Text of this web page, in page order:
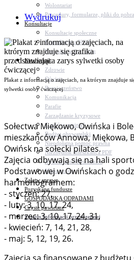
Wolontariat
Procedury, formularze, pliki do
Konsultacje
Konsultacje społeczne
Konsultacje z NGO
Konsultacje dot. dróg
Niezbędnik
Zdrowie
Oświata
Bezpieczeństwo
Komunikacja
Parafie
Zarządzanie kryzysowe
C.ześć w gminie!
Budżet obywatelski
Nieodpłatna pomoc prawna
Niezbędnik mieszkańca PDF
Aplikacja mMieszkaniec
Mapa gminy
Załatw sprawę
Pozyskane fundusze
GOSPODARKA ODPADAMI
Czyste powietrze
System Informacji przestrzennej
Wydrukuj
Plakat z informacją o zajęciach, na ktrórym znajduje
sylwetki osoby ćwiczącej
Sołectwa Miękowo, Owińska i
mieszkańców Annowa, Miękowa,
Owińsk na sołecki pilates.
Zajęcia odbywają się na hali
Podstawowej w Owińskach o
harmonogramem:
- styczeń: 27,
- luty: 3, 10, 17, 24,
- marzec: 3, 10, 17, 24, 31,
- kwiecień: 7, 14, 21, 28,
- maj: 5, 12, 19, 26.